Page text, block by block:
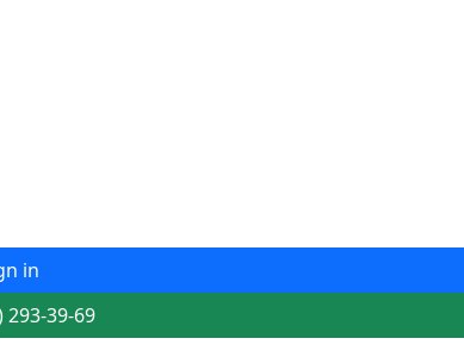
in
293-39-69